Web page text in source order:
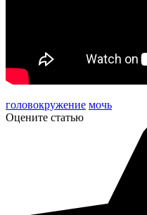
головокружение мочь
Оцените статью